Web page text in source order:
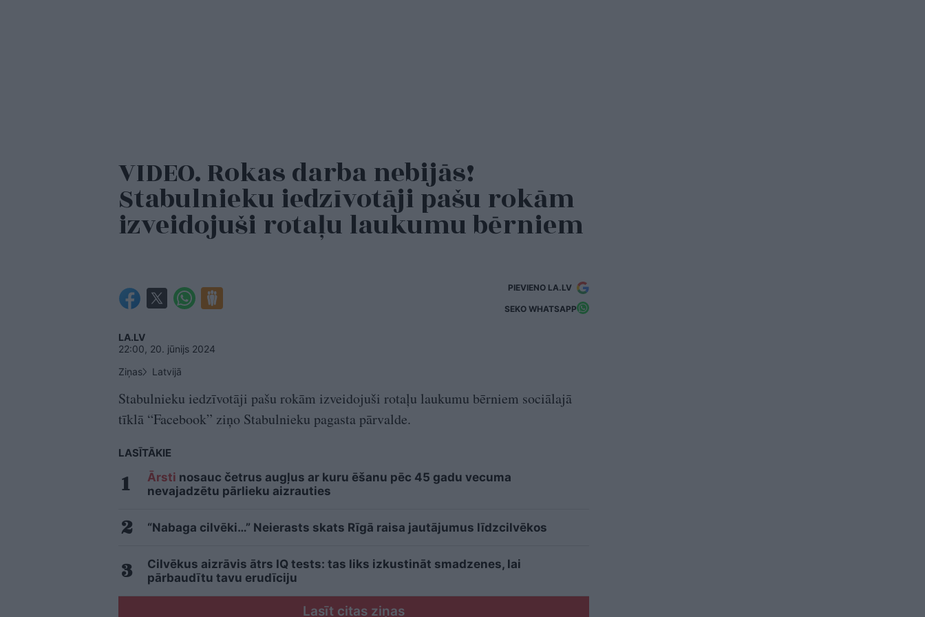
VIDEO. Rokas darba nebijās!
Stabulnieku iedzīvotāji pašu rokām
izveidojuši rotaļu laukumu bērniem
PIEVIENO LA.LV
SEKO WHATSAPP
LA.LV
22:00, 20. jūnijs 2024
Ziņas
Latvijā
Stabulnieku iedzīvotāji pašu rokām izveidojuši rotaļu laukumu bērniem sociālajā
tīklā “Facebook” ziņo Stabulnieku pagasta pārvalde.
LASĪTĀKIE
Ārsti nosauc četrus augļus ar kuru ēšanu pēc 45 gadu vecuma
nevajadzētu pārlieku aizrauties
“Nabaga cilvēki…” Neierasts skats Rīgā raisa jautājumus līdzcilvēkos
Cilvēkus aizrāvis ātrs IQ tests: tas liks izkustināt smadzenes, lai
pārbaudītu tavu erudīciju
Lasīt citas ziņas